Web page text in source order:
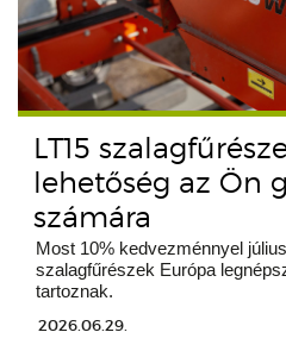
LT15
lehetőség az Ön
számára
Most 10% kedvezménnyel
szalagfűrészek Európa
tartoznak.
2026.06.29.